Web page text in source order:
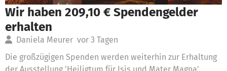
Wir haben 209,10 € Spendengelder
erhalten
Daniela Meurer vor 3 Tagen
Die großzügigen Spenden werden weiterhin zur Erhaltung